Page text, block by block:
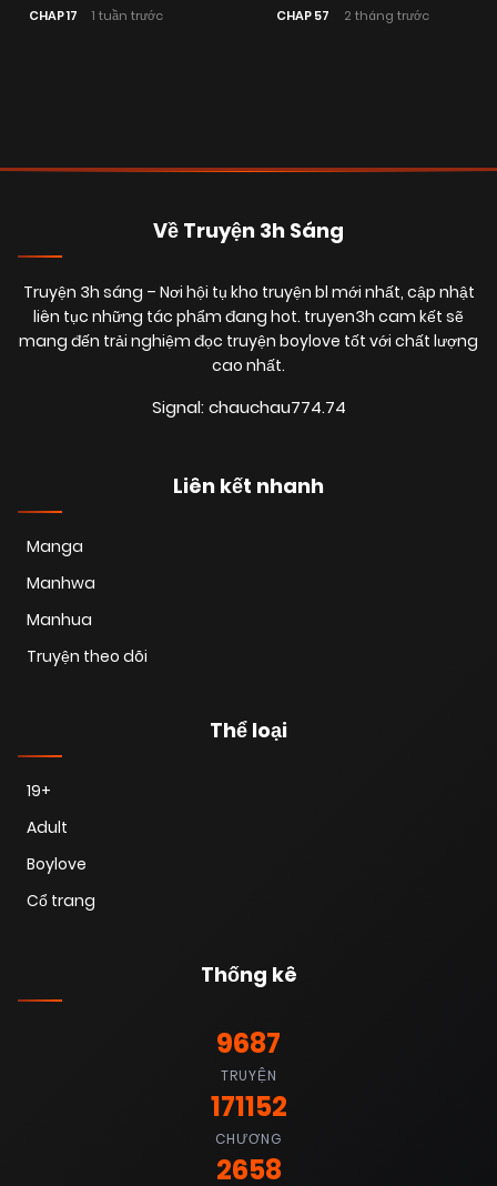
CHAP 17 1 tuần trước CHAP 57 2 tháng trước
Về Truyện 3h Sáng
Truyện 3h sáng – Nơi hội tụ kho truyện bl mới nhất, cập nhật
liên tục những tác phẩm đang hot. truyen3h cam kết sẽ
mang đến trải nghiệm đọc truyện boylove tốt với chất lượng
cao nhất.
Signal: chauchau774.74
Liên kết nhanh
Manga
Manhwa
Manhua
Truyện theo dõi
Thể loại
19+
Adult
Boylove
Cổ trang
Thống kê
9687
TRUYỆN
171152
CHƯƠNG
2658